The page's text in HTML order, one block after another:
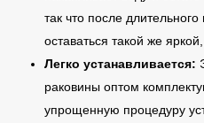
так что после
оставаться такой же яркой,
Легко устанавливается:
раковины оптом
упрощенную процедуру